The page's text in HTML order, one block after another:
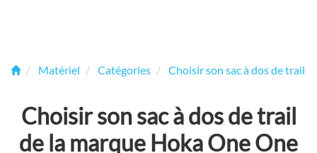
Matériel Catégories Choisir son sac à dos de trail
Choisir son sac à dos de trail
de la marque Hoka One One